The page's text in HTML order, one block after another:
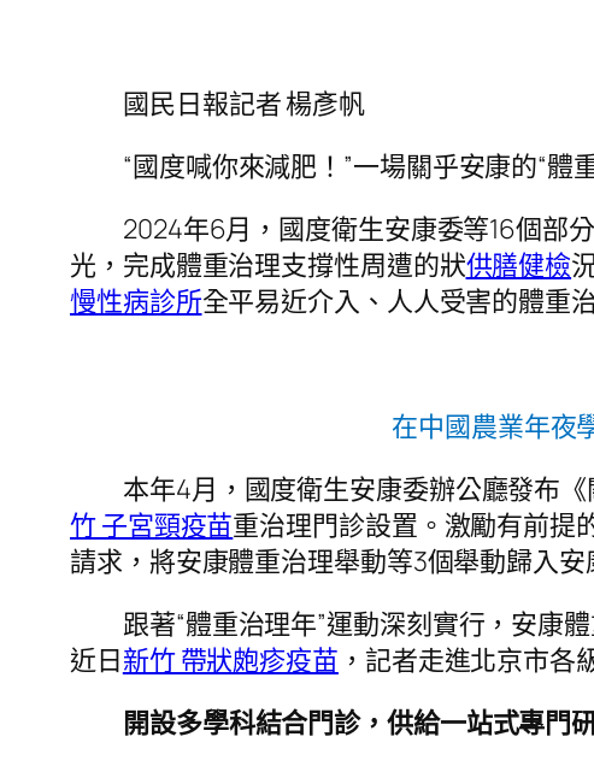
國民日報記者 楊彥帆
“國度喊你來減肥！”一場關乎安康的“體
2024年6月，國度衛生安康委等16個部
光，完成體重治理支撐性周遭的狀供膳健檢
慢性病診所全平易近介入、人人受害的體重
在中國農業年夜
本年4月，國度衛生安康委辦公廳發布
竹 子宮頸疫苗重治理門診設置。激勵有前提
請求，將安康體重治理舉動等3個舉動歸入安
跟著“體重治理年”運動深刻實行，安康
近日新竹 帶狀皰疹疫苗 ，記者走進北京市各
開設多學科結合門診，供給一站式專門